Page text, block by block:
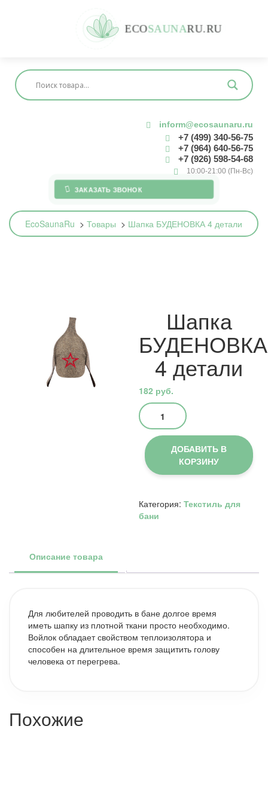
ECOSAUNARU.RU
inform@ecosaunaru.ru
+7 (499) 340-56-75
+7 (964) 640-56-75
+7 (926) 598-54-68
10:00-21:00 (Пн-Вс)
ЗАКАЗАТЬ ЗВОНОК
EcoSaunaRu > Товары > Шапка БУДЕНОВКА 4 детали
Шапка
БУДЕНОВКА
4 детали
182 руб.
Количество
товара
Шапка
БУДЕНОВКА
детали
ДОБАВИТЬ В
КОРЗИНУ
Категория:Текстиль для
бани
Описание товара
Для любителей проводить в бане долгое время
иметь шапку из плотной ткани просто необходимо.
Войлок обладает свойством теплоизолятора и
способен на длительное время защитить голову
человека от перегрева.
Похожие